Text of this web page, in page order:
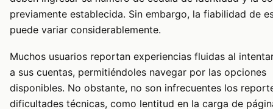
previamente establecida. Sin embargo, la fiabilidad de
puede variar considerablemente.
Muchos usuarios reportan experiencias fluidas al
a sus cuentas, permitiéndoles navegar por las opciones
disponibles. No obstante, no son infrecuentes los
dificultades técnicas, como lentitud en la carga de